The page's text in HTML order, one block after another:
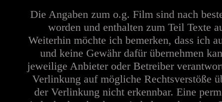
Die Angaben zum o.g. Film sind nach
worden und enthalten zum Teil Texte
Weiterhin möchte ich bemerken, dass ich
und keine Gewähr dafür übernehmen
jeweilige Anbieter oder Betreiber
Verlinkung auf mögliche Rechtsverstöße
der Verlinkung nicht erkennbar. Eine